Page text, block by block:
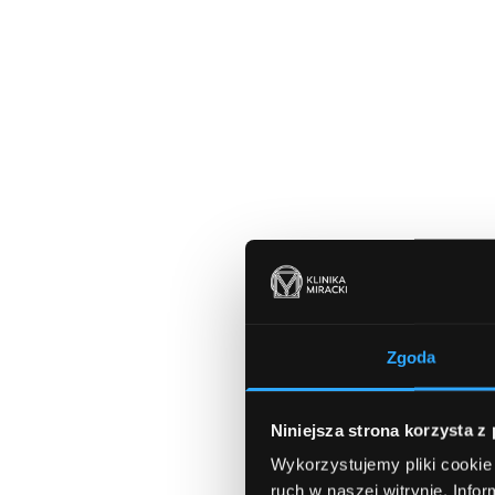
Zgoda
Niniejsza strona korzysta z
Wykorzystujemy pliki
ruch w naszej witrynie.